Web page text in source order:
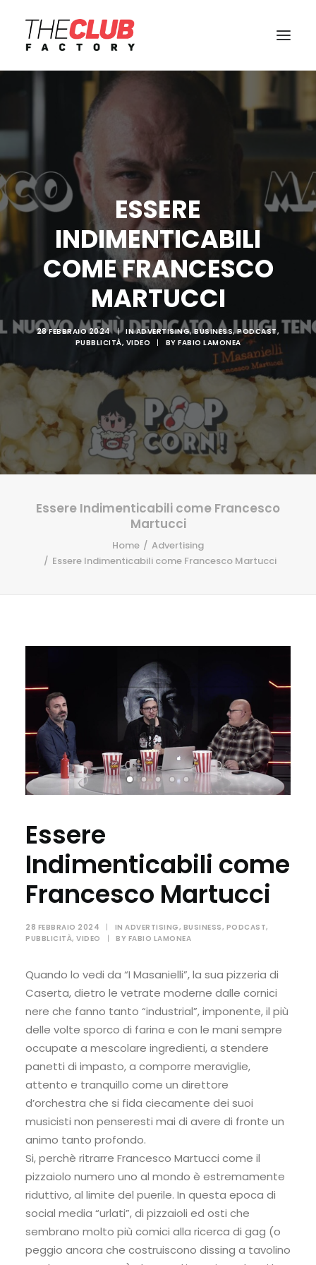
ESSERE
INDIMENTICABILI
COME FRANCESCO
MARTUCCI
28 FEBBRAIO 2024 | INADVERTISING,BUSINESS,PODCAST,
PUBBLICITÀ, VIDEO | BY FABIO LAMONEA
Essere Indimenticabili come Francesco
Martucci
Home
Advertising
Essere Indimenticabili come Francesco Martucci
Essere
Indimenticabili come
Francesco Martucci
28 FEBBRAIO 2024 | IN ADVERTISING, BUSINESS, PODCAST,
PUBBLICITÀ, VIDEO | BY FABIO LAMONEA
Quando lo vedi da “I Masanielli”, la sua pizzeria di
Caserta, dietro le vetrate moderne dalle cornici
nere che fanno tanto “industrial”, imponente, il più
delle volte sporco di farina e con le mani sempre
occupate a mescolare ingredienti, a stendere
panetti di impasto, a comporre meraviglie,
attento e tranquillo come un direttore
d’orchestra che si fida ciecamente dei suoi
musicisti non penseresti mai di avere di fronte un
animo tanto profondo.
Si, perchè ritrarre Francesco Martucci come il
pizzaiolo numero uno al mondo è estremamente
riduttivo, al limite del puerile. In questa epoca di
social media “urlati”, di pizzaioli ed osti che
sembrano molto più comici alla ricerca di gag (o
peggio ancora che costruiscono dissing a tavolino